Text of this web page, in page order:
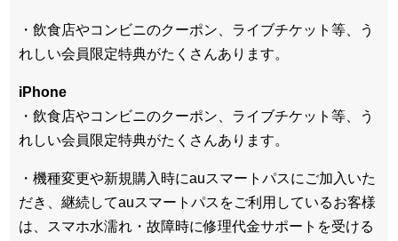
・飲食店やコンビニのクーポン、ライブチケット等、う
れしい会員限定特典がたくさんあります。
iPhone
・飲食店やコンビニのクーポン、ライブチケット等、う
れしい会員限定特典がたくさんあります。
・機種変更や新規購入時にauスマートパスにご加入いた
だき、継続してauスマートパスをご利用しているお客様
は、スマホ水濡れ・故障時に修理代金サポートを受ける